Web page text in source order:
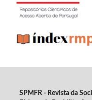
SPMFR - Revista da